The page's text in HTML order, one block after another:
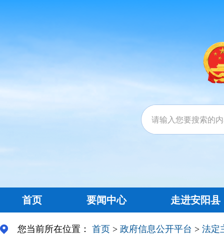
首页 要闻中心 走进安阳县
您当前所在位置： 首页 > 政府信息公开平台 > 法定